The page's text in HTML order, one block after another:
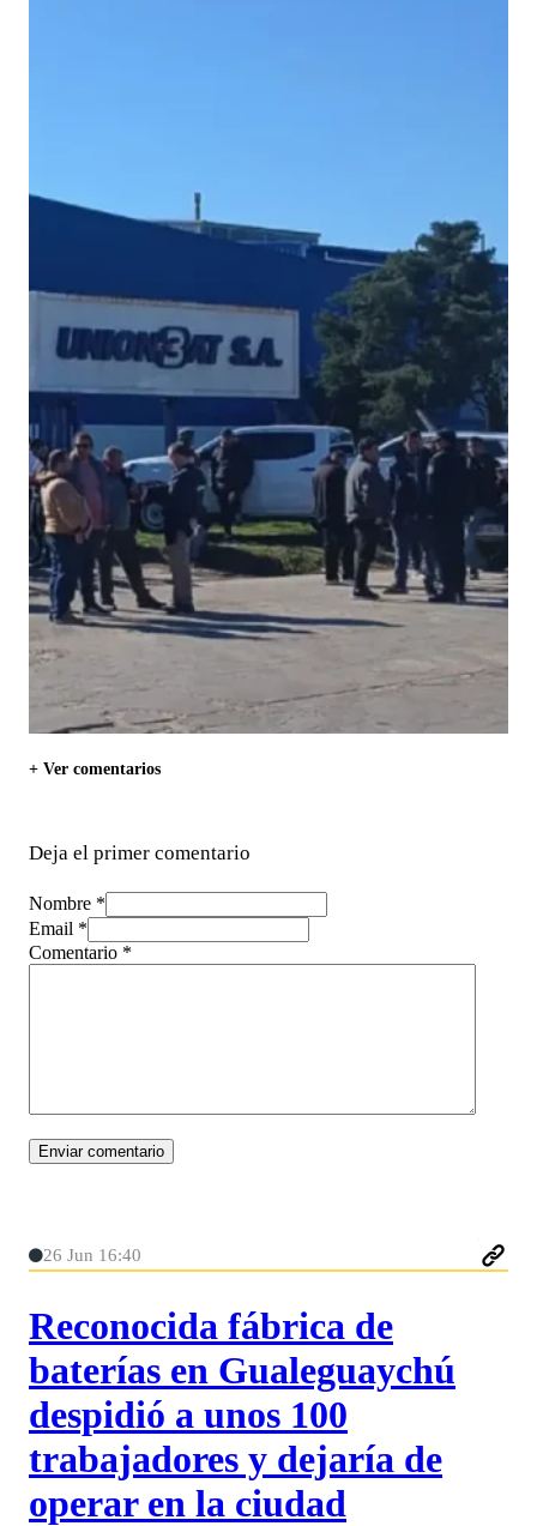
+ Ver comentarios
Deja el primer comentario
Nombre *
Email *
Comentario *
26 Jun 16:40
Reconocida fábrica de
baterías en Gualeguaychú
despidió a unos 100
trabajadores y dejaría de
operar en la ciudad